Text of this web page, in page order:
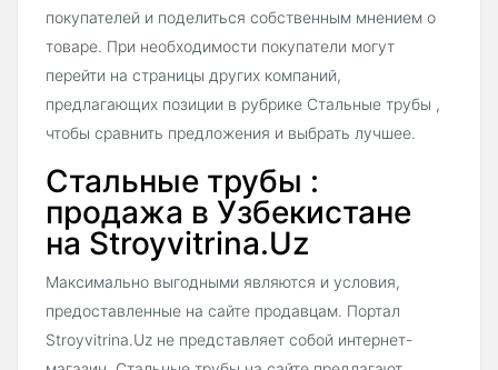
покупателей и поделиться собственным мнением о
товаре. При необходимости покупатели могут
перейти на страницы других компаний,
предлагающих позиции в рубрике Стальные трубы ,
чтобы сравнить предложения и выбрать лучшее.
Стальные трубы :
продажа в Узбекистане
на Stroyvitrina.Uz
Максимально выгодными являются и условия,
предоставленные на сайте продавцам. Портал
Stroyvitrina.Uz не представляет собой интернет-